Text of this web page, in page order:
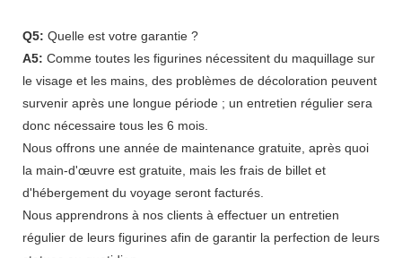
Q5: Quelle est votre garantie ?
A5: Comme toutes les figurines nécessitent du maquillage sur
le visage et les mains, des problèmes de décoloration peuvent
survenir après une longue période ; un entretien régulier sera
donc nécessaire tous les 6 mois.
Nous offrons une année de maintenance gratuite, après quoi
la main-d'œuvre est gratuite, mais les frais de billet et
d'hébergement du voyage seront facturés.
Nous apprendrons à nos clients à effectuer un entretien
régulier de leurs figurines afin de garantir la perfection de leurs